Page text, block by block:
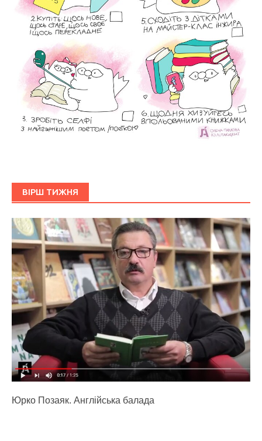
ВІРШ ТИЖНЯ
Юрко Позаяк. Англійська балада